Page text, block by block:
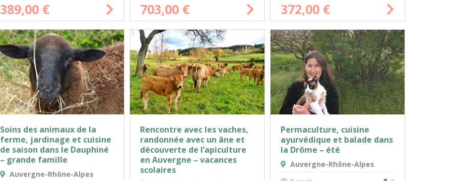
389,00 € 703,00 € 372,00 €
Soins des animaux de la
ferme, jardinage et cuisine
de saison dans le Dauphiné
– grande famille
Auvergne-Rhône-Alpes
Rencontre avec les vaches,
randonnée avec un âne et
découverte de l’apiculture
en Auvergne – vacances
scolaires
Permaculture, cuisine
ayurvédique et balade dans
la Drôme – été
Auvergne-Rhône-Alpes